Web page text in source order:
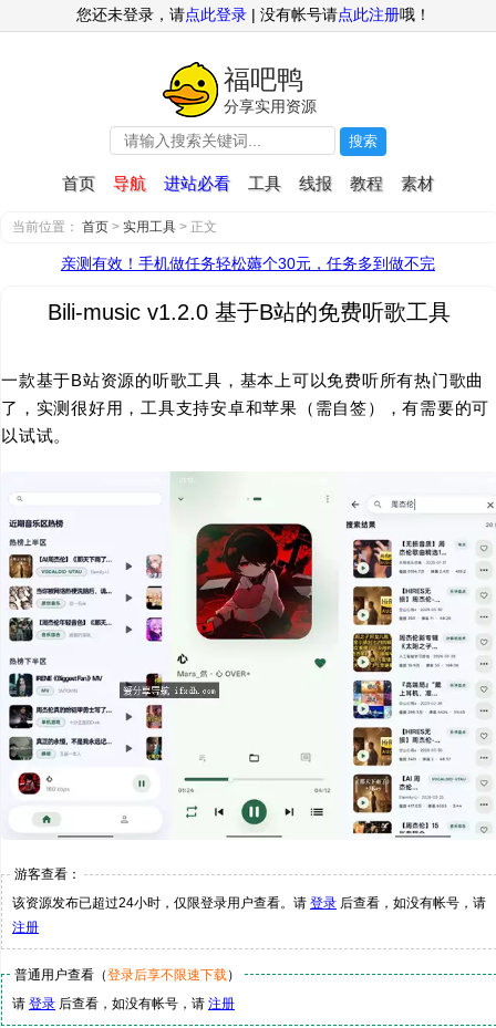
福吧鸭
分享实用资源
搜索
首页 导航 进站必看 工具 线报 教程 素材
您还未登录，请点此登录 | 没有帐号请点此注册哦！
当前位置： 首页 > 实用工具 > 正文
亲测有效！手机做任务轻松薅个30元，任务多到做不完
Bili-music v1.2.0 基于B站的免费听歌工具
一款基于B站资源的听歌工具，基本上可以免费听所有热门歌曲
了，实测很好用，工具支持安卓和苹果（需自签），有需要的可
以试试。
游客查看：
该资源发布已超过24小时，仅限登录用户查看。请 登录 后查看，如没有帐号，请
注册
普通用户查看（登录后享不限速下载）
请 登录 后查看，如没有帐号，请 注册